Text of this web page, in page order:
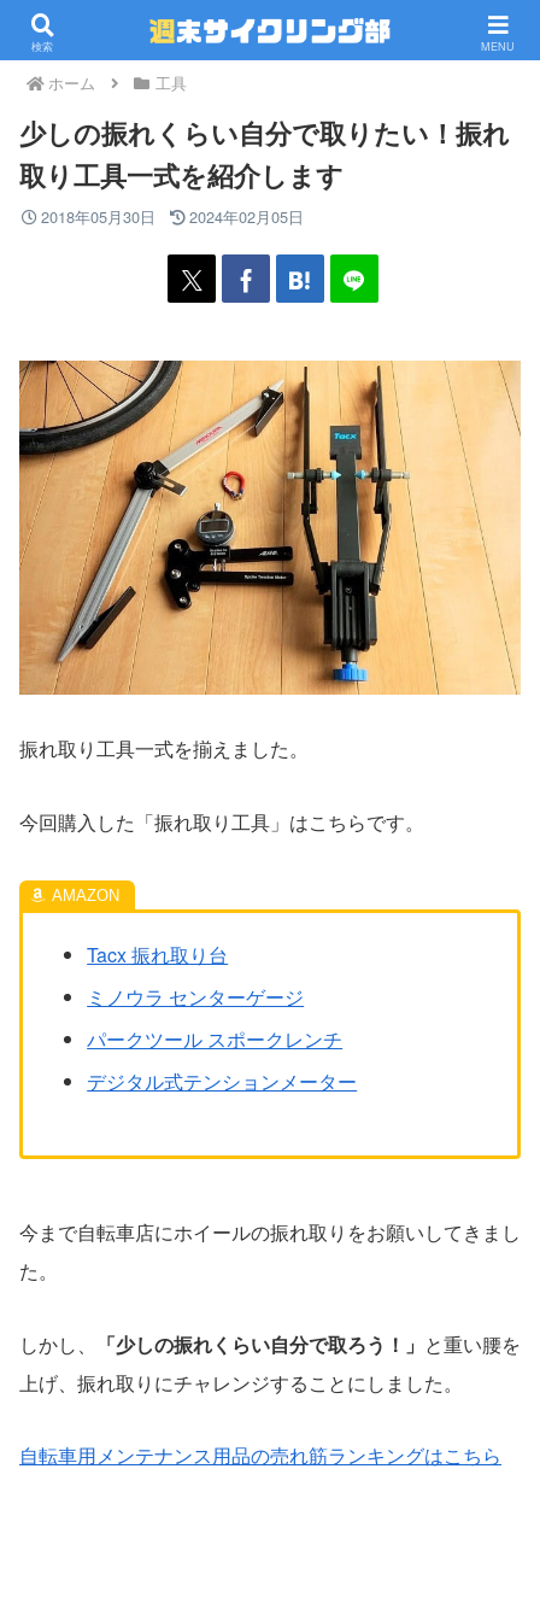
PR
ホーム 工具
少しの振れくらい自分で取りたい！振れ
取り工具一式を紹介します
2018年05月30日 2024年02月05日
振れ取り工具一式を揃えました。
今回購入した「振れ取り工具」はこちらです。
Tacx 振れ取り台
ミノウラ センターゲージ
パークツール スポークレンチ
デジタル式テンションメーター
今まで自転車店にホイールの振れ取りをお願いしてきまし
た。
しかし、 「少しの振れくらい自分で取ろう！」 と重い腰を
上げ、振れ取りにチャレンジすることにしました。
自転車用メンテナンス用品の売れ筋ランキングはこちら
検索 MENU